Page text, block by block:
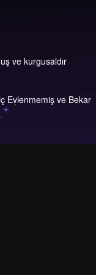
ve kurgusaldır
Evlenmemiş ve Bekar